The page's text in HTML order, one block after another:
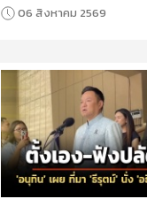
06 สิงหาคม 2569